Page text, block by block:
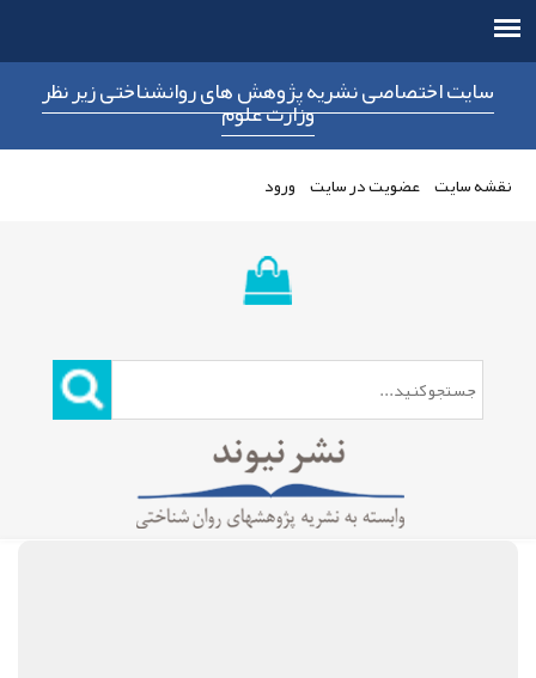
سایت اختصاصی نشریه پژوهش های روانشناختی زیر نظر
وزارت علوم
نقشه سایت عضویت در سایت ورود